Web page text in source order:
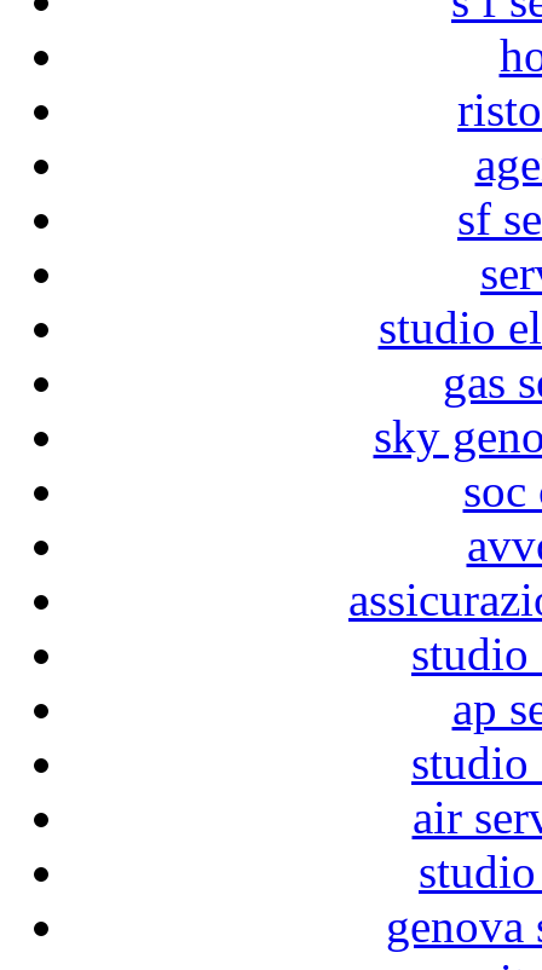
sf
studio
gas
sky
studio
ap
studio
air